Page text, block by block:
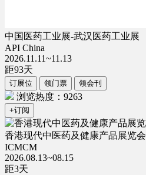
中国医药工业展-武汉医药工业展
API China
2026.11.11~11.13
距93天
订展位 领门票 领会刊
浏览热度：9263
+订阅
香港现代中医药及健康产品展览会
ICMCM
2026.08.13~08.15
距3天